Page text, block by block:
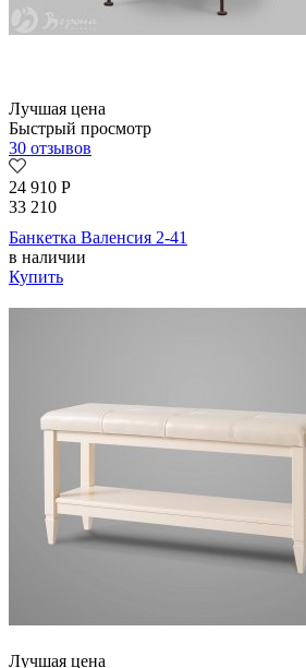
Лучшая цена
Быстрый просмотр
30 отзывов
24 910 Р
33 210
Банкетка Валенсия 2-41
в наличии
Купить
Лучшая цена